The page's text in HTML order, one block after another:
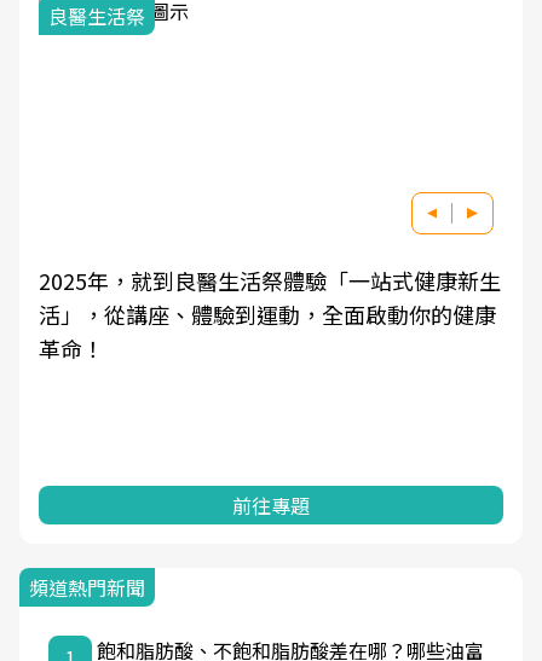
我與健康韌性的距離
良醫健康網從「換季的身體變化」出發，透過醫
學觀點與日常感受的對話，建立對亞健康的認
知，進而引導實際的改善行動。
前往專題
頻道熱門新聞
飽和脂肪酸、不飽和脂肪酸差在哪？哪些油富